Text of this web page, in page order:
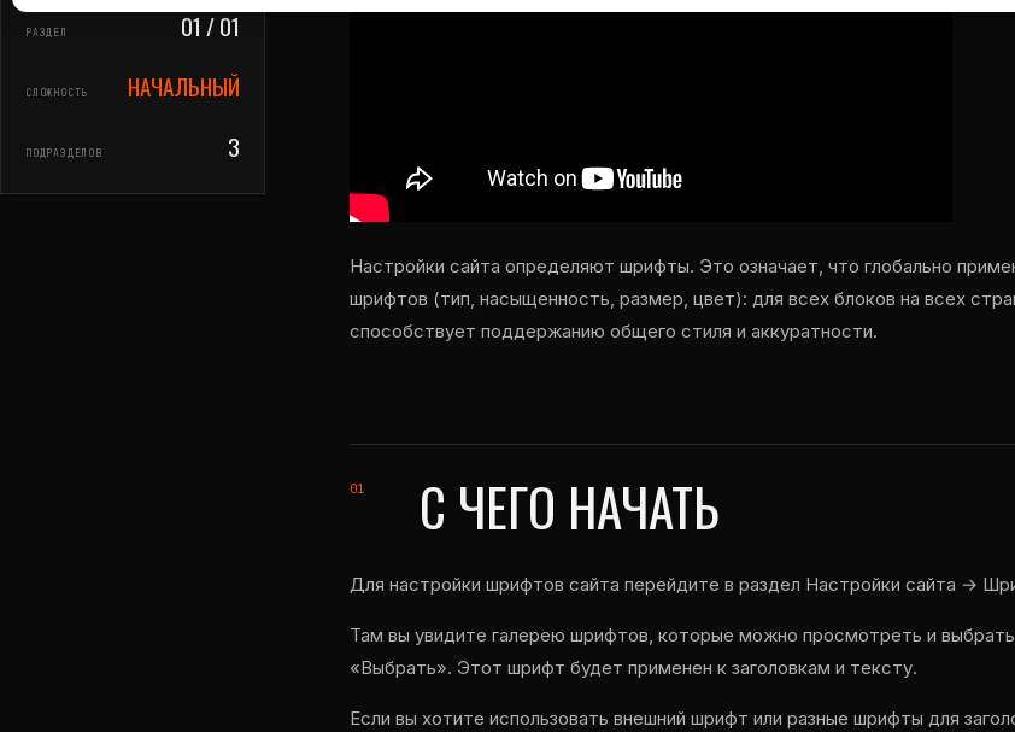
РАЗДЕЛ 01 / 01
СЛОЖНОСТЬ НАЧАЛЬНЫЙ
ПОДРАЗДЕЛОВ 3
Настройки сайта определяют шрифты. Это означает, что глобально
шрифтов (тип, насыщенность, размер, цвет): для всех блоков на всех
способствует поддержанию общего стиля и аккуратности.
С ЧЕГО НАЧАТЬ
Для настройки шрифтов сайта перейдите в раздел Настройки сайта →
Там вы увидите галерею шрифтов, которые можно просмотреть и
«Выбрать». Этот шрифт будет применен к заголовкам и тексту.
Если вы хотите использовать внешний шрифт или разные шрифты для